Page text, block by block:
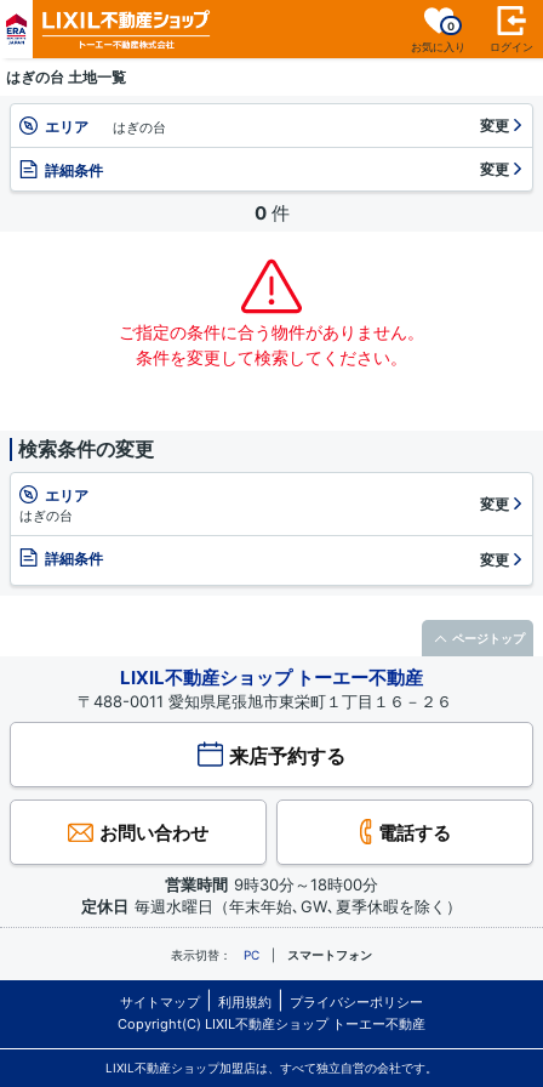
お気に入り
0
ログイン
はぎの台 土地一覧
エリア はぎの台 変更
詳細条件 変更
0 件
ご指定の条件に合う物件がありません。
条件を変更して検索してください。
検索条件の変更
エリア
はぎの台
変更
詳細条件 変更
LIXIL不動産ショップ トーエー不動産
〒488-0011 愛知県尾張旭市東栄町１丁目１６－２６
来店予約する
お問い合わせ 電話する
営業時間 9時30分～18時00分
定休日 毎週水曜日（年末年始､GW､夏季休暇を除く）
表示切替： PC スマートフォン
サイトマップ 利用規約
プライバシーポリシー
Copyright(C) LIXIL不動産ショップ トーエー不動産
LIXIL不動産ショップ加盟店は、すべて独立自営の会社です。
ページトップ